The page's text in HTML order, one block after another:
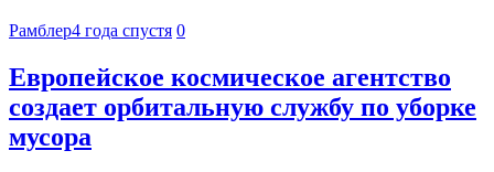
Рамблер4 года спустя 0
Европейское космическое агентство
создает орбитальную службу по уборке
мусора